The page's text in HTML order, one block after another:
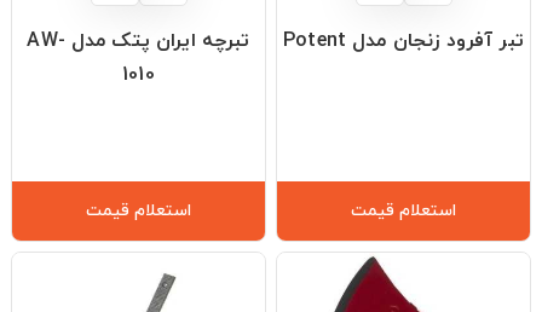
تبر آفرود زنجان مدل Potent
استعلام قیمت
تبرچه ایران پتک مدل AW-
1010
استعلام قیمت